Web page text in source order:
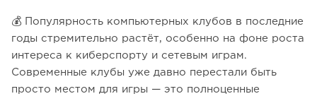
💰 Популярность компьютерных клубов в последние
годы стремительно растёт, особенно на фоне роста
интереса к киберспорту и сетевым играм.
Современные клубы уже давно перестали быть
просто местом для игры — это полноценные